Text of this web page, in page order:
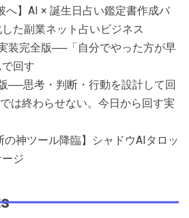
へ】AI × 誕生日占い鑑定書作成バ
た副業ネット占いビジネス
装完全版──「自分でやった方が早
回す
──思考・判断・行動を設計して回
は終わらせない。今日から回す実
の神ツール降臨】シャドウAIタロッ
ジ